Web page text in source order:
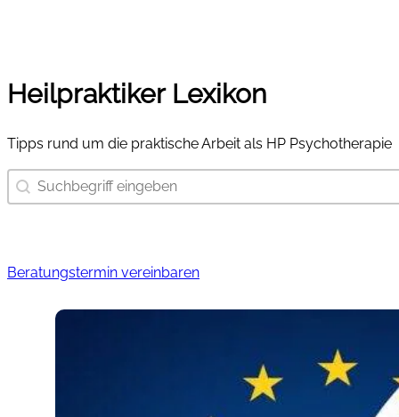
Heilpraktiker Lexikon
Tipps rund um die praktische Arbeit als HP Psychotherapie
Suchbegriff eingeben
Beratungstermin vereinbaren